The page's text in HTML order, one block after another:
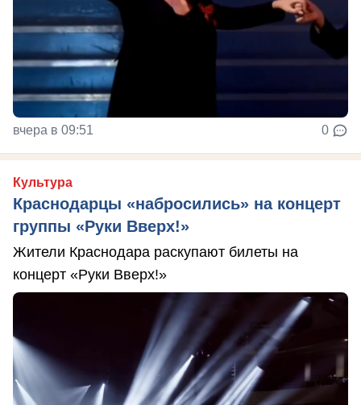
вчера в 09:51 0
Культура
Краснодарцы «набросились» на концерт
группы «Руки Вверх!»
Жители Краснодара раскупают билеты на
концерт «Руки Вверх!»